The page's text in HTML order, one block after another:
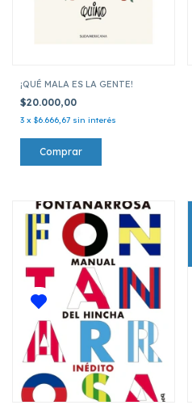
¡QUÉ MALA ES LA GENTE!
$20.000,00
3 x $6.666,67 sin interés